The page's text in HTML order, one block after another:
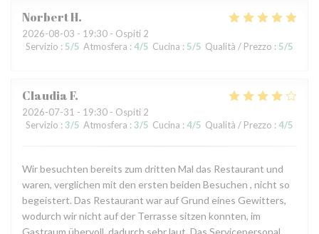
NorbertH
2026-08-03 - 19:30 - Ospiti 2
Servizio : 5/5 Atmosfera : 4/5 Cucina : 5/5 Qualità / Prezzo : 5/5
ClaudiaF
2026-07-31 - 19:30 - Ospiti 2
Servizio : 3/5 Atmosfera : 3/5 Cucina : 4/5 Qualità / Prezzo : 4/5
Wir besuchten bereits zum dritten Mal das Restaurant und
waren, verglichen mit den ersten beiden Besuchen , nicht so
begeistert. Das Restaurant war auf Grund eines Gewitters,
wodurch wir nicht auf der Terrasse sitzen konnten, im
Gastraum übervoll, dadurch sehr laut. Das Servicepersonal